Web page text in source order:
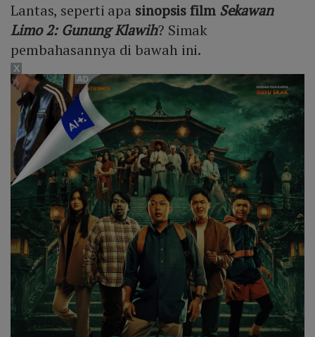
penuh ketegangan.
Lantas, seperti apa sinopsis film Sekawan
Limo 2: Gunung Klawih? Simak
pembahasannya di bawah ini.
X